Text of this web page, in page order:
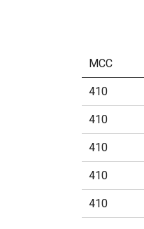
MCC
410
410
410
410
410